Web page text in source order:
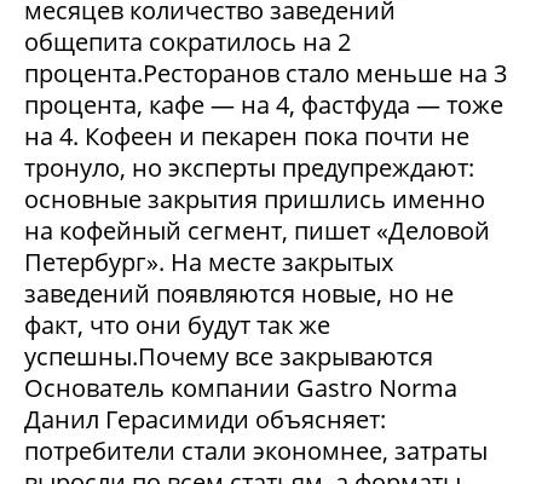
месяцев количество заведений
общепита сократилось на 2
процента.Ресторанов стало меньше на 3
процента, кафе — на 4, фастфуда — тоже
на 4. Кофеен и пекарен пока почти не
тронуло, но эксперты предупреждают:
основные закрытия пришлись именно
на кофейный сегмент, пишет «Деловой
Петербург». На месте закрытых
заведений появляются новые, но не
факт, что они будут так же
успешны.Почему все закрываются
Основатель компании Gastro Norma
Данил Герасимиди объясняет:
потребители стали экономнее, затраты